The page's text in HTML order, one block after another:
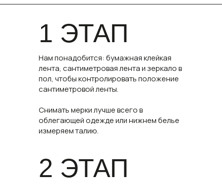
1 ЭТАП
2 ЭТАП
Нам понадобится: бумажная клейкая
лента, сантиметровая лента и зеркало в
пол, чтобы контролировать положение
сантиметровой ленты.
Снимать мерки лучше всего в
облегающей одежде или нижнем белье
измеряем талию.